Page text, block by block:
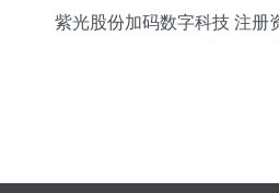
紫光股份加码数字科技 注册